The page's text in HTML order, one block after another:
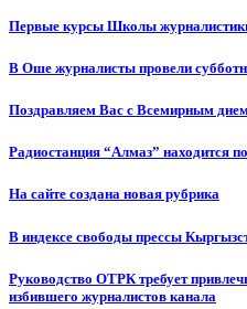
Первые курсы Школы
В Оше журналисты провели
Поздравляем Вас с Всемирным
Радиостанция “Алмаз” находится
На сайте создана новая рубрика
В индексе свободы прессы
Руководство ОТРК требует
избившего журналистов канала